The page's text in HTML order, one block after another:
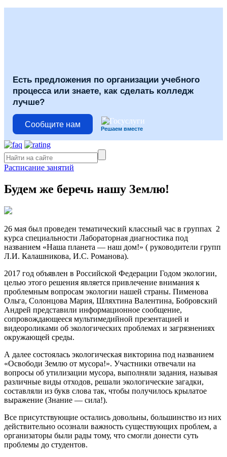
Есть предложения по организации учебного
процесса или знаете, как сделать колледж
лучше?
Сообщите нам Решаем вместе
Расписание занятий
Будем же беречь нашу Землю!
26 мая был проведен тематический классный час в группах 2
курса специальности Лабораторная диагностика под
названием «Наша планета — наш дом!» ( руководители групп
Л.И. Калашникова, И.С. Романова).
2017 год объявлен в Российской Федерации Годом экологии,
целью этого решения является привлечение внимания к
проблемным вопросам экологии нашей страны. Пименова
Ольга, Солонцова Мария, Шляхтина Валентина, Бобровский
Андрей представили информационное сообщение,
сопровождающееся мультимедийной презентацией и
видеороликами об экологических проблемах и загрязнениях
окружающей среды.
А далее состоялась экологическая викторина под названием
«Освободи Землю от мусора!». Участники отвечали на
вопросы об утилизации мусора, выполняли задания, называя
различные виды отходов, решали экологические загадки,
составляли из букв слова так, чтобы получилось крылатое
выражение (Знание — сила!).
Все присутствующие остались довольны, большинство из них
действительно осознали важность существующих проблем, а
организаторы были рады тому, что смогли донести суть
проблемы до студентов.